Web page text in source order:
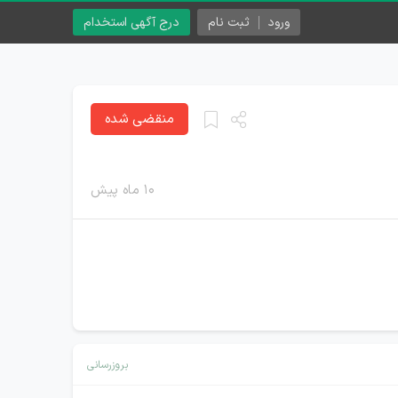
درج آگهی استخدام ورود ثبت نام
۱۰ ماه پیش
منقضی شده
بروزرسانی